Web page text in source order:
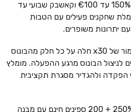
עד €100, בונוס קריפטו של 150% עד €100 וקאשבק שבועי עד
שחקנים פעילים עם הטבות
חשוב לשים לב שדרישת ההימור של x30 חלה על כל חלק מהבונוס
ויש חלון זמן של 3 ימים לניצול הבונוס מרגע ההפעלה. מומלץ
הפקדה ולהגדיר מסגרת תקציבית
חבילת קבלת פנים עד 250% + 200 ספינים חינם עם מבנה